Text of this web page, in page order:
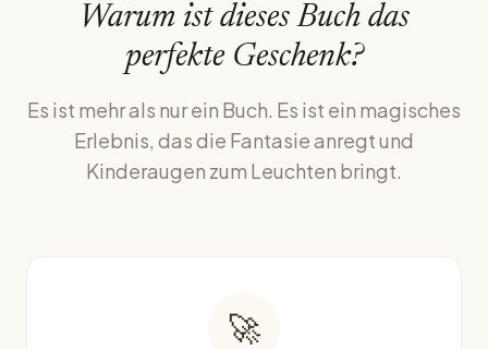
Warum ist dieses Buch das
perfekte Geschenk?
Es ist mehr als nur ein Buch. Es ist ein magisches
Erlebnis, das die Fantasie anregt und
Kinderaugen zum Leuchten bringt.
🚀